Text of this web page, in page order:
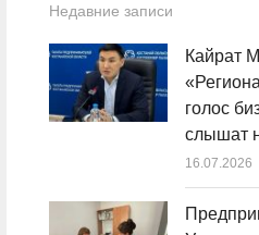
Недавние записи
Кайрат
голос
слышат
16.07.2026